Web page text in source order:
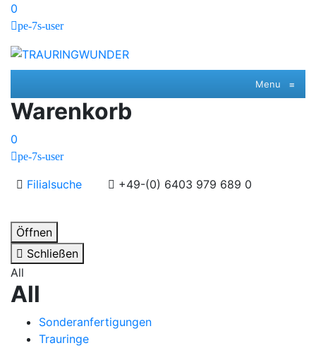
0
pe-7s-user
Menu ≡
Warenkorb
0
pe-7s-user
Filialsuche +49-(0) 6403 979 689 0
Öffnen
Schließen
All
All
Sonderanfertigungen
Trauringe